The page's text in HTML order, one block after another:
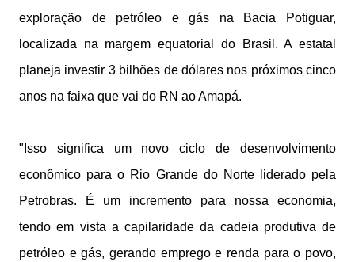
exploração de petróleo e gás na Bacia Potiguar,
localizada na margem equatorial do Brasil. A estatal
planeja investir 3 bilhões de dólares nos próximos cinco
anos na faixa que vai do RN ao Amapá.
"Isso significa um novo ciclo de desenvolvimento
econômico para o Rio Grande do Norte liderado pela
Petrobras. É um incremento para nossa economia,
tendo em vista a capilaridade da cadeia produtiva de
petróleo e gás, gerando emprego e renda para o povo,